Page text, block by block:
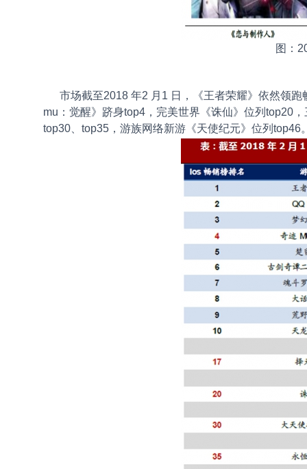
图：
市场截至2018 年2 月1 日，《王者荣耀》依然领跑
mu：觉醒》跻身top4，完美世界《诛仙》位列top20
top30、top35，游族网络新游《天使纪元》位列top46